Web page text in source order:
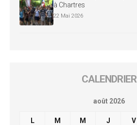
à Chartres
22 Mai 2026
CALENDRIER
août 2026
L M M J V